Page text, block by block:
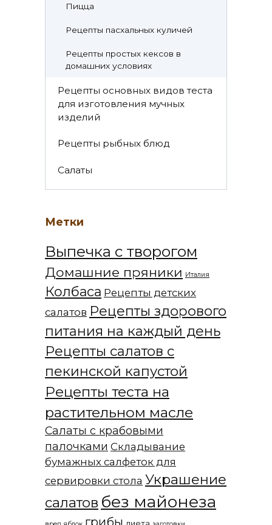
Пицца
Рецепты пасхальных куличей
Рецепты простых кексов в
домашних условиях
Рецепты основных видов теста
для изготовления мучных
изделий
Рецепты рыбных блюд
Салаты
Метки
Выпечка с творогом
Домашние пряники Италия
Колбаса Рецепты детских
салатов Рецепты здорового
питания на каждый день
Рецепты салатов с
пекинской капустой
Рецепты теста на
растительном масле
Салаты с крабовыми
палочками Складывание
бумажных салфеток для
сервировки стола Украшение
салатов без майонеза
грибы диета